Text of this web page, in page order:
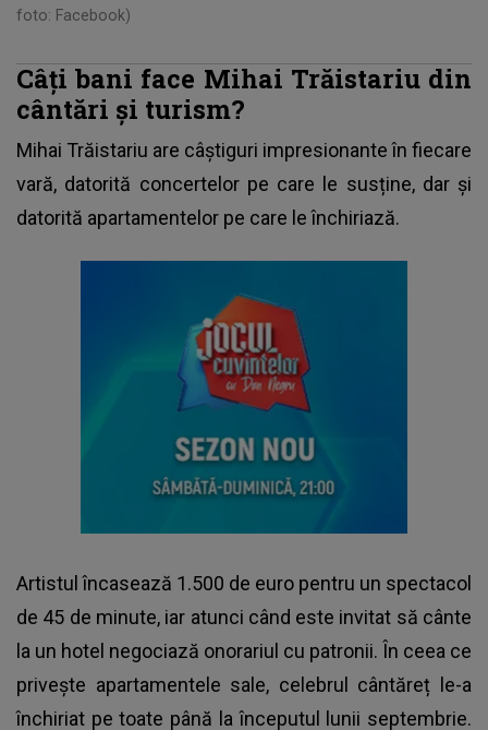
foto: Facebook)
Câți bani face Mihai Trăistariu din
cântări și turism?
Mihai Trăistariu are câștiguri impresionante în fiecare
vară, datorită concertelor pe care le susține, dar și
datorită apartamentelor pe care le închiriază.
Artistul încasează 1.500 de euro pentru un spectacol
de 45 de minute, iar atunci când este invitat să cânte
la un hotel negociază onorariul cu patronii. În ceea ce
privește apartamentele sale, celebrul cântăreț le-a
închiriat pe toate până la începutul lunii septembrie.